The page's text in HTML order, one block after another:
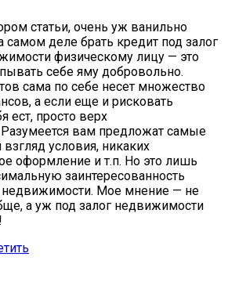
статьи, очень уж ванильно
самом деле брать кредит под залог
физическому лицу — это
себе яму добровольно.
сама по себе несет множество
а если еще и рисковать
ест, просто верх
вам предложат самые
условия, никаких
оформление и т.п. Но это лишь
заинтересованность
Мое мнение — не
а уж под залог недвижимости